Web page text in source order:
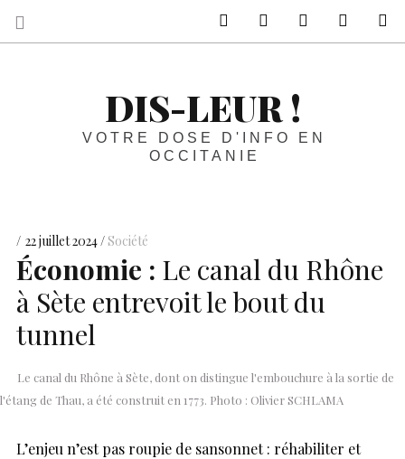
DIS-LEUR !
VOTRE DOSE D'INFO EN
OCCITANIE
22 juillet 2024 Société
Économie : Le canal du Rhône
à Sète entrevoit le bout du
tunnel
Le canal du Rhône à Sète, dont on distingue l'embouchure à la sortie de
l'étang de Thau, a été construit en 1773. Photo : Olivier SCHLAMA
L’enjeu n’est pas roupie de sansonnet : réhabiliter et